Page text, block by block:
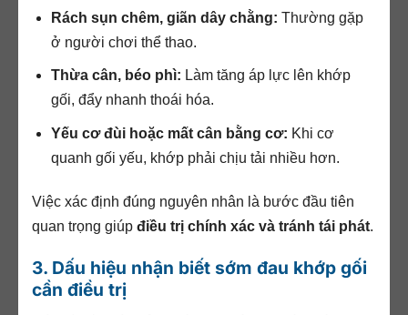
Rách sụn chêm, giãn dây chằng: Thường gặp
ở người chơi thể thao.
Thừa cân, béo phì: Làm tăng áp lực lên khớp
gối, đẩy nhanh thoái hóa.
Yếu cơ đùi hoặc mất cân bằng cơ: Khi cơ
quanh gối yếu, khớp phải chịu tải nhiều hơn.
Việc xác định đúng nguyên nhân là bước đầu tiên
quan trọng giúp điều trị chính xác và tránh tái phát.
3. Dấu hiệu nhận biết sớm đau khớp gối
cần điều trị